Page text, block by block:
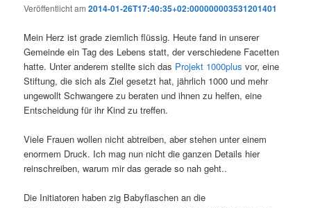
Veröffentlicht am2014-01-26T17:40:35+02:000000003531201401
Mein Herz ist grade ziemlich flüssig. Heute fand in unserer
Gemeinde ein Tag des Lebens statt, der verschiedene Facetten
hatte. Unter anderem stellte sich das Projekt 1000plus vor, eine
Stiftung, die sich als Ziel gesetzt hat, jährlich 1000 und mehr
ungewollt Schwangere zu beraten und ihnen zu helfen, eine
Entscheidung für ihr Kind zu treffen.
Viele Frauen wollen nicht abtreiben, aber stehen unter einem
enormem Druck. Ich mag nun nicht die ganzen Details hier
reinschreiben, warum mir das gerade so nah geht..
Die Initiatoren haben zig Babyflaschen an die